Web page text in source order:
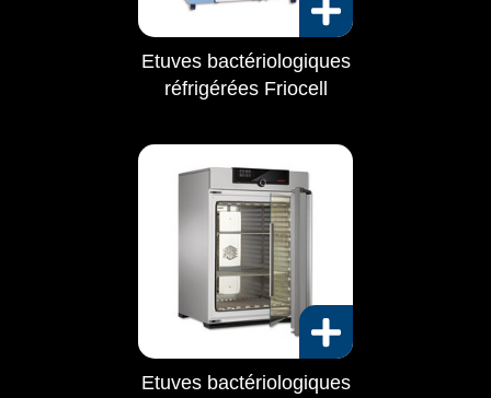
Etuves bactériologiques
réfrigérées Friocell
Etuves bactériologiques